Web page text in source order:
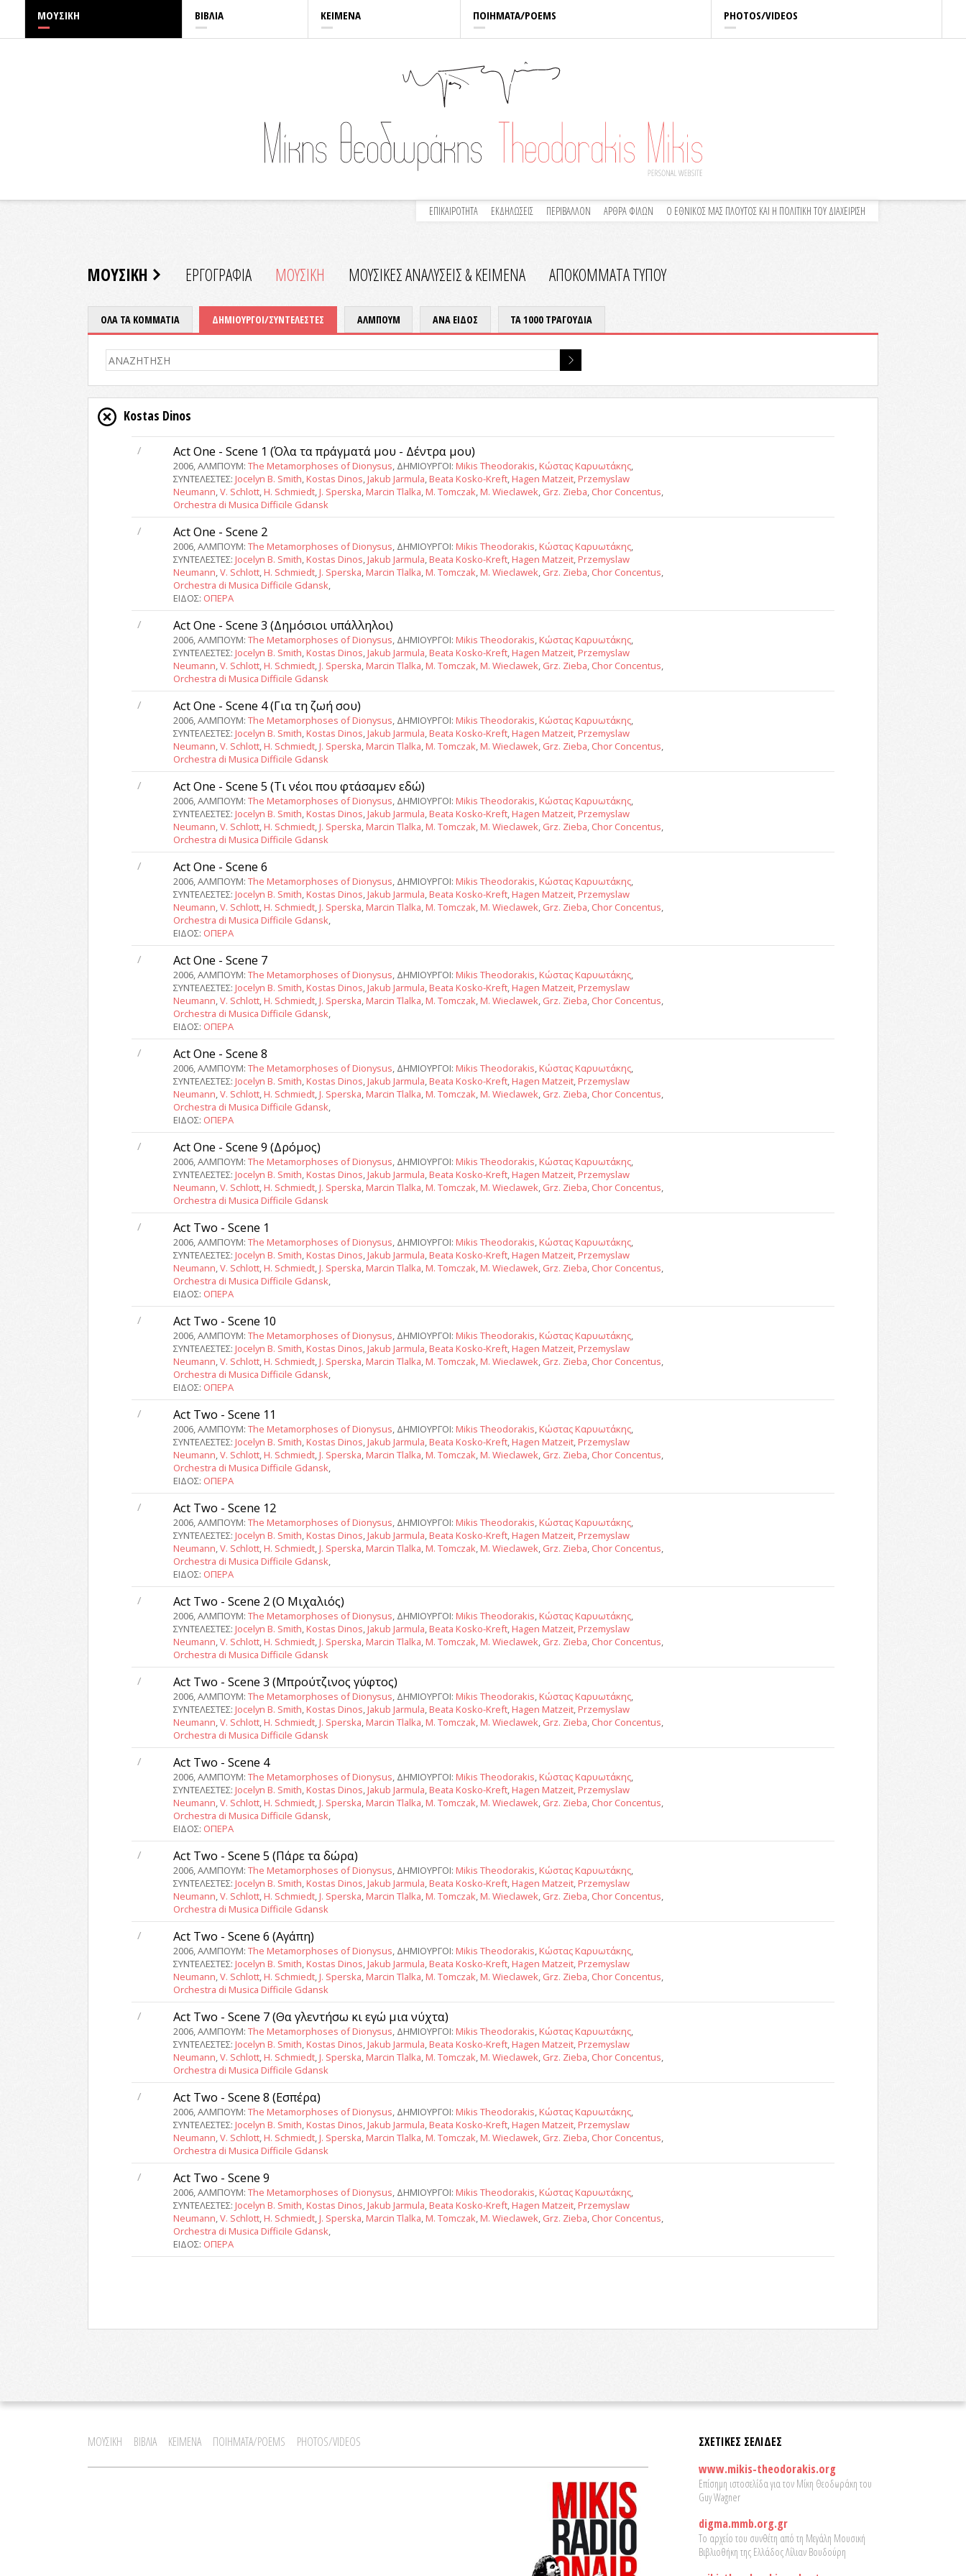
ΜΟΥΣΙΚΗ ΒΙΒΛΙΑ ΚΕΙΜΕΝΑ ΠΟΙΗΜΑΤΑ/POEMS PHOTOS/VIDEOS
ΕΠΙΚΑΙΡΟΤΗΤΑ ΕΚΔΗΛΩΣΕΙΣ ΠΕΡΙΒΑΛΛΟΝ ΑΡΘΡΑ ΦΙΛΩΝ Ο ΕΘΝΙΚΟΣ ΜΑΣ ΠΛΟΥΤΟΣ ΚΑΙ Η ΠΟΛΙΤΙΚΗ ΤΟΥ ΔΙΑΧΕΙΡΙΣΗ
ΜΟΥΣΙΚΗ ΕΡΓΟΓΡΑΦΙΑ ΜΟΥΣΙΚΗ ΜΟΥΣΙΚΕΣ ΑΝΑΛΥΣΕΙΣ & KEIMENA ΑΠΟΚΟΜΜΑΤΑ ΤΥΠΟΥ
ΟΛΑ ΤΑ ΚΟΜΜΑΤΙΑ ΔΗΜΙΟΥΡΓΟΙ/ΣΥΝΤΕΛΕΣΤΕΣ ΑΛΜΠΟΥΜ ΑΝΑ ΕΙΔΟΣ ΤΑ 1000 ΤΡΑΓΟΥΔΙΑ
Kostas Dinos
/ Act One - Scene 1 (Όλα τα πράγματά μου - Δέντρα μου)
2006, ΑΛΜΠΟΥΜ:The Metamorphoses of Dionysus, ΔΗΜΙΟΥΡΓΟΙ: Mikis Theodorakis, Κώστας Καρυωτάκης,
ΣΥΝΤΕΛΕΣΤΕΣ: Jocelyn B. Smith, Kostas Dinos, Jakub Jarmula, Beata Kosko-Kreft, Hagen Matzeit, Przemyslaw
Neumann,V. Schlott, H. Schmiedt, J. Sperska, Marcin Tlalka, M. Tomczak, M. Wieclawek, Grz. Zieba, Chor Concentus,
Orchestra di Musica Difficile Gdansk
/ Act One - Scene 2
2006, ΑΛΜΠΟΥΜ:The Metamorphoses of Dionysus, ΔΗΜΙΟΥΡΓΟΙ: Mikis Theodorakis, Κώστας Καρυωτάκης,
ΣΥΝΤΕΛΕΣΤΕΣ: Jocelyn B. Smith, Kostas Dinos, Jakub Jarmula, Beata Kosko-Kreft, Hagen Matzeit, Przemyslaw
Neumann,V. Schlott, H. Schmiedt, J. Sperska, Marcin Tlalka, M. Tomczak, M. Wieclawek, Grz. Zieba, Chor Concentus,
Orchestra di Musica Difficile Gdansk,
ΕΙΔΟΣ: ΟΠΕΡΑ
/ Act One - Scene 3 (Δημόσιοι υπάλληλοι)
2006, ΑΛΜΠΟΥΜ:The Metamorphoses of Dionysus, ΔΗΜΙΟΥΡΓΟΙ: Mikis Theodorakis, Κώστας Καρυωτάκης,
ΣΥΝΤΕΛΕΣΤΕΣ: Jocelyn B. Smith, Kostas Dinos, Jakub Jarmula, Beata Kosko-Kreft, Hagen Matzeit, Przemyslaw
Neumann,V. Schlott, H. Schmiedt, J. Sperska, Marcin Tlalka, M. Tomczak, M. Wieclawek, Grz. Zieba, Chor Concentus,
Orchestra di Musica Difficile Gdansk
/ Act One - Scene 4 (Για τη ζωή σου)
2006, ΑΛΜΠΟΥΜ:The Metamorphoses of Dionysus, ΔΗΜΙΟΥΡΓΟΙ: Mikis Theodorakis, Κώστας Καρυωτάκης,
ΣΥΝΤΕΛΕΣΤΕΣ: Jocelyn B. Smith, Kostas Dinos, Jakub Jarmula, Beata Kosko-Kreft, Hagen Matzeit, Przemyslaw
Neumann,V. Schlott, H. Schmiedt, J. Sperska, Marcin Tlalka, M. Tomczak, M. Wieclawek, Grz. Zieba, Chor Concentus,
Orchestra di Musica Difficile Gdansk
/ Act One - Scene 5 (Τι νέοι που φτάσαμεν εδώ)
2006, ΑΛΜΠΟΥΜ:The Metamorphoses of Dionysus, ΔΗΜΙΟΥΡΓΟΙ: Mikis Theodorakis, Κώστας Καρυωτάκης,
ΣΥΝΤΕΛΕΣΤΕΣ: Jocelyn B. Smith, Kostas Dinos, Jakub Jarmula, Beata Kosko-Kreft, Hagen Matzeit, Przemyslaw
Neumann,V. Schlott, H. Schmiedt, J. Sperska, Marcin Tlalka, M. Tomczak, M. Wieclawek, Grz. Zieba, Chor Concentus,
Orchestra di Musica Difficile Gdansk
/ Act One - Scene 6
2006, ΑΛΜΠΟΥΜ:The Metamorphoses of Dionysus, ΔΗΜΙΟΥΡΓΟΙ: Mikis Theodorakis, Κώστας Καρυωτάκης,
ΣΥΝΤΕΛΕΣΤΕΣ: Jocelyn B. Smith, Kostas Dinos, Jakub Jarmula, Beata Kosko-Kreft, Hagen Matzeit, Przemyslaw
Neumann,V. Schlott, H. Schmiedt, J. Sperska, Marcin Tlalka, M. Tomczak, M. Wieclawek, Grz. Zieba, Chor Concentus,
Orchestra di Musica Difficile Gdansk,
ΕΙΔΟΣ: ΟΠΕΡΑ
/ Act One - Scene 7
2006, ΑΛΜΠΟΥΜ:The Metamorphoses of Dionysus, ΔΗΜΙΟΥΡΓΟΙ: Mikis Theodorakis, Κώστας Καρυωτάκης,
ΣΥΝΤΕΛΕΣΤΕΣ: Jocelyn B. Smith, Kostas Dinos, Jakub Jarmula, Beata Kosko-Kreft, Hagen Matzeit, Przemyslaw
Neumann,V. Schlott, H. Schmiedt, J. Sperska, Marcin Tlalka, M. Tomczak, M. Wieclawek, Grz. Zieba, Chor Concentus,
Orchestra di Musica Difficile Gdansk,
ΕΙΔΟΣ: ΟΠΕΡΑ
/ Act One - Scene 8
2006, ΑΛΜΠΟΥΜ:The Metamorphoses of Dionysus, ΔΗΜΙΟΥΡΓΟΙ: Mikis Theodorakis, Κώστας Καρυωτάκης,
ΣΥΝΤΕΛΕΣΤΕΣ: Jocelyn B. Smith, Kostas Dinos, Jakub Jarmula, Beata Kosko-Kreft, Hagen Matzeit, Przemyslaw
Neumann,V. Schlott, H. Schmiedt, J. Sperska, Marcin Tlalka, M. Tomczak, M. Wieclawek, Grz. Zieba, Chor Concentus,
Orchestra di Musica Difficile Gdansk,
ΕΙΔΟΣ: ΟΠΕΡΑ
/ Act One - Scene 9 (Δρόμος)
2006, ΑΛΜΠΟΥΜ:The Metamorphoses of Dionysus, ΔΗΜΙΟΥΡΓΟΙ: Mikis Theodorakis, Κώστας Καρυωτάκης,
ΣΥΝΤΕΛΕΣΤΕΣ: Jocelyn B. Smith, Kostas Dinos, Jakub Jarmula, Beata Kosko-Kreft, Hagen Matzeit, Przemyslaw
Neumann,V. Schlott, H. Schmiedt, J. Sperska, Marcin Tlalka, M. Tomczak, M. Wieclawek, Grz. Zieba, Chor Concentus,
Orchestra di Musica Difficile Gdansk
/ Act Two - Scene 1
2006, ΑΛΜΠΟΥΜ:The Metamorphoses of Dionysus, ΔΗΜΙΟΥΡΓΟΙ: Mikis Theodorakis, Κώστας Καρυωτάκης,
ΣΥΝΤΕΛΕΣΤΕΣ: Jocelyn B. Smith, Kostas Dinos, Jakub Jarmula, Beata Kosko-Kreft, Hagen Matzeit, Przemyslaw
Neumann,V. Schlott, H. Schmiedt, J. Sperska, Marcin Tlalka, M. Tomczak, M. Wieclawek, Grz. Zieba, Chor Concentus,
Orchestra di Musica Difficile Gdansk,
ΕΙΔΟΣ: ΟΠΕΡΑ
/ Act Two - Scene 10
2006, ΑΛΜΠΟΥΜ:The Metamorphoses of Dionysus, ΔΗΜΙΟΥΡΓΟΙ: Mikis Theodorakis, Κώστας Καρυωτάκης,
ΣΥΝΤΕΛΕΣΤΕΣ: Jocelyn B. Smith, Kostas Dinos, Jakub Jarmula, Beata Kosko-Kreft, Hagen Matzeit, Przemyslaw
Neumann,V. Schlott, H. Schmiedt, J. Sperska, Marcin Tlalka, M. Tomczak, M. Wieclawek, Grz. Zieba, Chor Concentus,
Orchestra di Musica Difficile Gdansk,
ΕΙΔΟΣ: ΟΠΕΡΑ
/ Act Two - Scene 11
2006, ΑΛΜΠΟΥΜ:The Metamorphoses of Dionysus, ΔΗΜΙΟΥΡΓΟΙ: Mikis Theodorakis, Κώστας Καρυωτάκης,
ΣΥΝΤΕΛΕΣΤΕΣ: Jocelyn B. Smith, Kostas Dinos, Jakub Jarmula, Beata Kosko-Kreft, Hagen Matzeit, Przemyslaw
Neumann,V. Schlott, H. Schmiedt, J. Sperska, Marcin Tlalka, M. Tomczak, M. Wieclawek, Grz. Zieba, Chor Concentus,
Orchestra di Musica Difficile Gdansk,
ΕΙΔΟΣ: ΟΠΕΡΑ
/ Act Two - Scene 12
2006, ΑΛΜΠΟΥΜ:The Metamorphoses of Dionysus, ΔΗΜΙΟΥΡΓΟΙ: Mikis Theodorakis, Κώστας Καρυωτάκης,
ΣΥΝΤΕΛΕΣΤΕΣ: Jocelyn B. Smith, Kostas Dinos, Jakub Jarmula, Beata Kosko-Kreft, Hagen Matzeit, Przemyslaw
Neumann,V. Schlott, H. Schmiedt, J. Sperska, Marcin Tlalka, M. Tomczak, M. Wieclawek, Grz. Zieba, Chor Concentus,
Orchestra di Musica Difficile Gdansk,
ΕΙΔΟΣ: ΟΠΕΡΑ
/ Act Two - Scene 2 (Ο Μιχαλιός)
2006, ΑΛΜΠΟΥΜ:The Metamorphoses of Dionysus, ΔΗΜΙΟΥΡΓΟΙ: Mikis Theodorakis, Κώστας Καρυωτάκης,
ΣΥΝΤΕΛΕΣΤΕΣ: Jocelyn B. Smith, Kostas Dinos, Jakub Jarmula, Beata Kosko-Kreft, Hagen Matzeit, Przemyslaw
Neumann,V. Schlott, H. Schmiedt, J. Sperska, Marcin Tlalka, M. Tomczak, M. Wieclawek, Grz. Zieba, Chor Concentus,
Orchestra di Musica Difficile Gdansk
/ Act Two - Scene 3 (Μπρούτζινος γύφτος)
2006, ΑΛΜΠΟΥΜ:The Metamorphoses of Dionysus, ΔΗΜΙΟΥΡΓΟΙ: Mikis Theodorakis, Κώστας Καρυωτάκης,
ΣΥΝΤΕΛΕΣΤΕΣ: Jocelyn B. Smith, Kostas Dinos, Jakub Jarmula, Beata Kosko-Kreft, Hagen Matzeit, Przemyslaw
Neumann,V. Schlott, H. Schmiedt, J. Sperska, Marcin Tlalka, M. Tomczak, M. Wieclawek, Grz. Zieba, Chor Concentus,
Orchestra di Musica Difficile Gdansk
/ Act Two - Scene 4
2006, ΑΛΜΠΟΥΜ:The Metamorphoses of Dionysus, ΔΗΜΙΟΥΡΓΟΙ: Mikis Theodorakis, Κώστας Καρυωτάκης,
ΣΥΝΤΕΛΕΣΤΕΣ: Jocelyn B. Smith, Kostas Dinos, Jakub Jarmula, Beata Kosko-Kreft, Hagen Matzeit, Przemyslaw
Neumann,V. Schlott, H. Schmiedt, J. Sperska, Marcin Tlalka, M. Tomczak, M. Wieclawek, Grz. Zieba, Chor Concentus,
Orchestra di Musica Difficile Gdansk,
ΕΙΔΟΣ: ΟΠΕΡΑ
/ Act Two - Scene 5 (Πάρε τα δώρα)
2006, ΑΛΜΠΟΥΜ:The Metamorphoses of Dionysus, ΔΗΜΙΟΥΡΓΟΙ: Mikis Theodorakis, Κώστας Καρυωτάκης,
ΣΥΝΤΕΛΕΣΤΕΣ: Jocelyn B. Smith, Kostas Dinos, Jakub Jarmula, Beata Kosko-Kreft, Hagen Matzeit, Przemyslaw
Neumann,V. Schlott, H. Schmiedt, J. Sperska, Marcin Tlalka, M. Tomczak, M. Wieclawek, Grz. Zieba, Chor Concentus,
Orchestra di Musica Difficile Gdansk
/ Act Two - Scene 6 (Αγάπη)
2006, ΑΛΜΠΟΥΜ:The Metamorphoses of Dionysus, ΔΗΜΙΟΥΡΓΟΙ: Mikis Theodorakis, Κώστας Καρυωτάκης,
ΣΥΝΤΕΛΕΣΤΕΣ: Jocelyn B. Smith, Kostas Dinos, Jakub Jarmula, Beata Kosko-Kreft, Hagen Matzeit, Przemyslaw
Neumann,V. Schlott, H. Schmiedt, J. Sperska, Marcin Tlalka, M. Tomczak, M. Wieclawek, Grz. Zieba, Chor Concentus,
Orchestra di Musica Difficile Gdansk
/ Act Two - Scene 7 (Θα γλεντήσω κι εγώ μια νύχτα)
2006, ΑΛΜΠΟΥΜ:The Metamorphoses of Dionysus, ΔΗΜΙΟΥΡΓΟΙ: Mikis Theodorakis, Κώστας Καρυωτάκης,
ΣΥΝΤΕΛΕΣΤΕΣ: Jocelyn B. Smith, Kostas Dinos, Jakub Jarmula, Beata Kosko-Kreft, Hagen Matzeit, Przemyslaw
Neumann,V. Schlott, H. Schmiedt, J. Sperska, Marcin Tlalka, M. Tomczak, M. Wieclawek, Grz. Zieba, Chor Concentus,
Orchestra di Musica Difficile Gdansk
/ Act Two - Scene 8 (Εσπέρα)
2006, ΑΛΜΠΟΥΜ:The Metamorphoses of Dionysus, ΔΗΜΙΟΥΡΓΟΙ: Mikis Theodorakis, Κώστας Καρυωτάκης,
ΣΥΝΤΕΛΕΣΤΕΣ: Jocelyn B. Smith, Kostas Dinos, Jakub Jarmula, Beata Kosko-Kreft, Hagen Matzeit, Przemyslaw
Neumann,V. Schlott, H. Schmiedt, J. Sperska, Marcin Tlalka, M. Tomczak, M. Wieclawek, Grz. Zieba, Chor Concentus,
Orchestra di Musica Difficile Gdansk
/ Act Two - Scene 9
2006, ΑΛΜΠΟΥΜ:The Metamorphoses of Dionysus, ΔΗΜΙΟΥΡΓΟΙ: Mikis Theodorakis, Κώστας Καρυωτάκης,
ΣΥΝΤΕΛΕΣΤΕΣ: Jocelyn B. Smith, Kostas Dinos, Jakub Jarmula, Beata Kosko-Kreft, Hagen Matzeit, Przemyslaw
Neumann,V. Schlott, H. Schmiedt, J. Sperska, Marcin Tlalka, M. Tomczak, M. Wieclawek, Grz. Zieba, Chor Concentus,
Orchestra di Musica Difficile Gdansk,
ΕΙΔΟΣ: ΟΠΕΡΑ
ΜΟΥΣΙΚΗ ΒΙΒΛΙΑ ΚΕΙΜΕΝΑ ΠΟΙΗΜΑΤΑ/POEMS PHOTOS/VIDEOS
ΣΧΕΤΙΚΕΣ ΣΕΛΙΔΕΣ
www.mikis-theodorakis.org
Επίσημη ιστοσελίδα για τον Μίκη Θεοδωράκη του
Guy Wagner
digma.mmb.org.gr
Το αρχείο του συνθέτη από τη Μεγάλη Μουσική
Βιβλιοθήκη της Ελλάδος Λίλιαν Βουδούρη